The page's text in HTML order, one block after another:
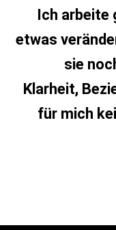
Ich arbeite
etwas
sie
Klarheit,
für mich